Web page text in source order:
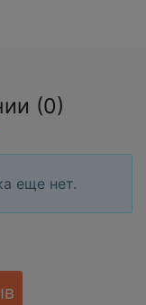
(0)
еще нет.